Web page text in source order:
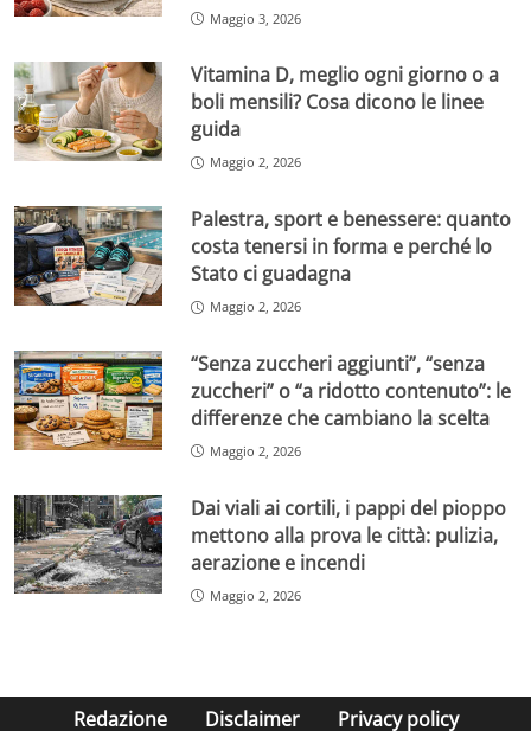
Maggio 3, 2026
Vitamina D, meglio ogni giorno o a
boli mensili? Cosa dicono le linee
guida
Maggio 2, 2026
Palestra, sport e benessere: quanto
costa tenersi in forma e perché lo
Stato ci guadagna
Maggio 2, 2026
“Senza zuccheri aggiunti”, “senza
zuccheri” o “a ridotto contenuto”: le
differenze che cambiano la scelta
Maggio 2, 2026
Dai viali ai cortili, i pappi del pioppo
mettono alla prova le città: pulizia,
aerazione e incendi
Maggio 2, 2026
Redazione Disclaimer Privacy policy